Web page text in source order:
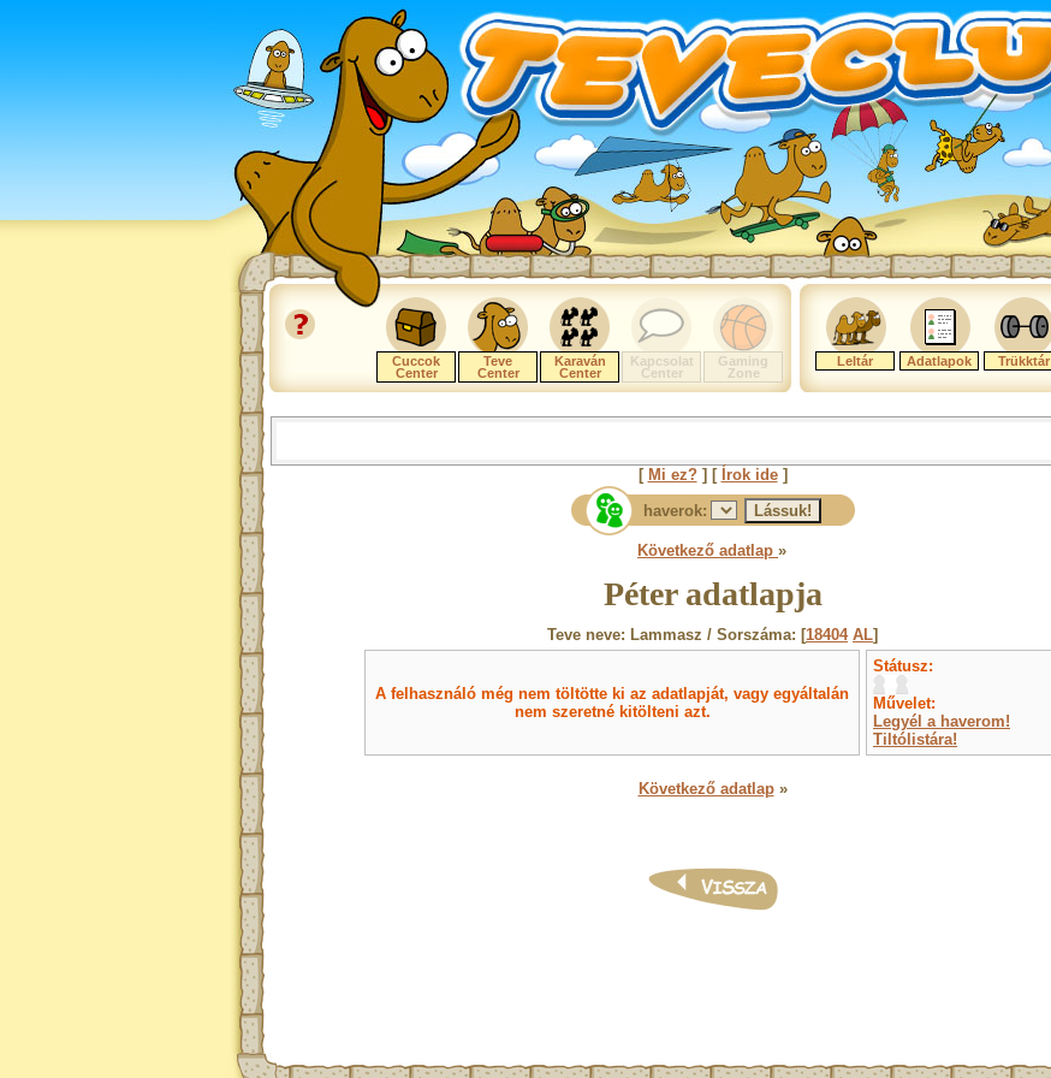
Cuccok
Center
Teve
Center
Karaván
Center
Kapcsolat
Center
Gaming
Zone
Leltár Adatlapok Trükktár
[ Mi ez?] [ Írok ide]
haverok:
Következő adatlap »
Péter adatlapja
Teve neve: Lammasz / Sorszáma: [18404 AL]
A felhasználó még nem töltötte ki az adatlapját, vagy egyáltalán
nem szeretné kitölteni azt.
Státusz:
Művelet:
Legyél a haverom!
Tiltólistára!
Következő adatlap»